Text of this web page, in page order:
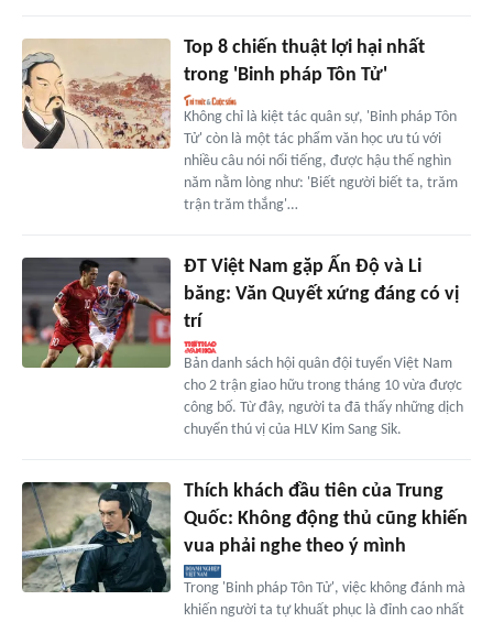
Top 8 chiến thuật lợi hại nhất
trong 'Binh pháp Tôn Tử'
Không chỉ là kiệt tác quân sự, 'Binh pháp Tôn
Tử' còn là một tác phẩm văn học ưu tú với
nhiều câu nói nổi tiếng, được hậu thế nghìn
năm nằm lòng như: 'Biết người biết ta, trăm
trận trăm thắng'…
ĐT Việt Nam gặp Ấn Độ và Li
băng: Văn Quyết xứng đáng có vị
trí
Bản danh sách hội quân đội tuyển Việt Nam
cho 2 trận giao hữu trong tháng 10 vừa được
công bố. Từ đây, người ta đã thấy những dịch
chuyển thú vị của HLV Kim Sang Sik.
Thích khách đầu tiên của Trung
Quốc: Không động thủ cũng khiến
vua phải nghe theo ý mình
Trong 'Binh pháp Tôn Tử', việc không đánh mà
khiến người ta tự khuất phục là đỉnh cao nhất